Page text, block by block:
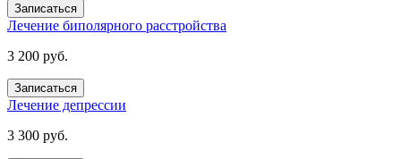
Записаться
Лечение биполярного расстройства
3 200 руб.
Записаться
Лечение депрессии
3 300 руб.